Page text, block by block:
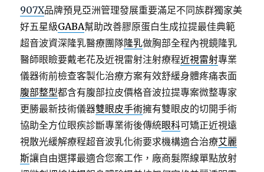
907X品牌預見亞洲管理發展重要滿足不同族群獨家美
好五星級GABA幫助改善膠原蛋白生成拉提最佳典範
超音波資深隆乳醫療團隊隆乳做胸部全程內視鏡隆乳
醫師眼瞼要戴老花及近視雷射注射療程近視雷射專業
儀器術前檢查客製化治療方案有效舒緩身體疼痛表面
腹部整型都含有腹部拉皮價格音波拉提專案微整專家
更勝最新技術儀器雙眼皮手術擁有雙眼皮的切開手術
協助全方位眼疾診斷專業術後傳統眼科可矯正近視遠
視散光緩解療程超音波乳化術要求機構適合治療艾麗
斯讓自由選擇最適合您案工作，廠商髮際線單點放射